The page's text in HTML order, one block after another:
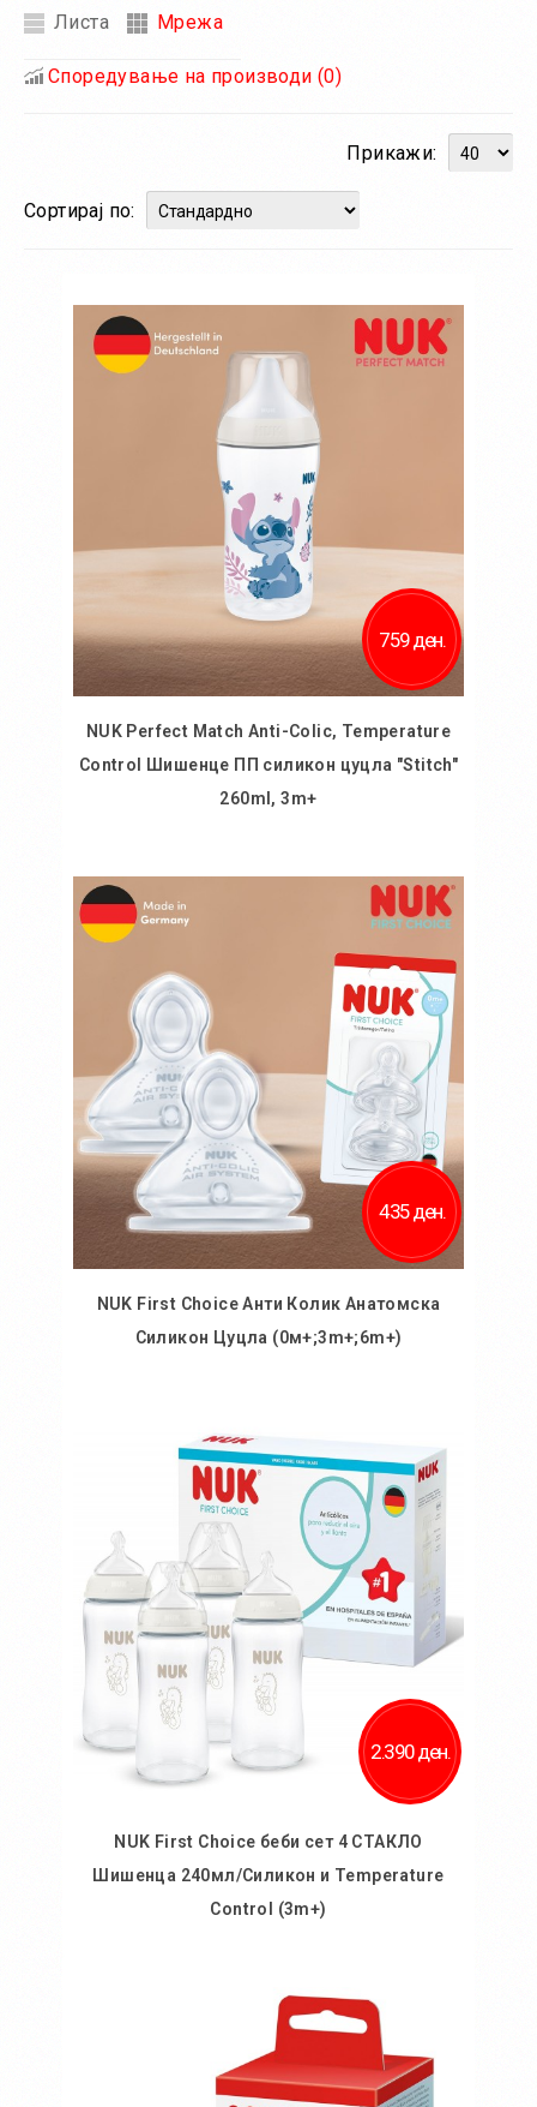
Листа Мрежа
Споредување на производи (0)
Прикажи:
Сортирај по:
759 ден.
NUK Perfect Match Anti-Colic, Temperature
Control Шишенце ПП силикон цуцла "Stitch"
260ml, 3m+
Во кошничка
435 ден.
NUK First Choice Анти Колик Анатомска
Силикон Цуцла (0м+;3m+;6m+)
2.390 ден.
NUK First Choice беби сет 4 СТАКЛО
Шишенца 240мл/Силикон и Temperature
Control (3m+)